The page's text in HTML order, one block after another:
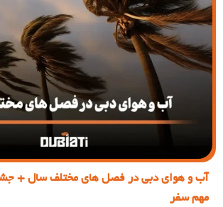
آب و هوای دبی در فصل های مختلف سال +
مهم سفر